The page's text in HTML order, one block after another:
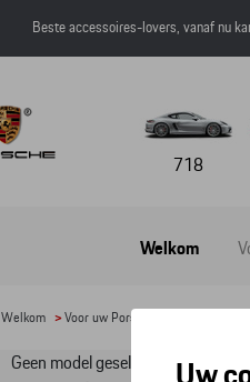
Beste accessoires-lovers, vanaf nu
718
Welkom
Welkom >Voor uw Porsche
Geen model geselecteerd (Alles